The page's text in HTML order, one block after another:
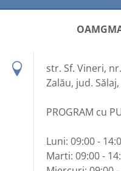
str. Sf. Vineri,
Zalău, jud.
PROGRAM cu
Luni: 09:00 -
Marti: 09:00 -